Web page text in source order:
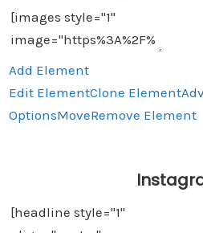
Add Element
Edit ElementClone Element
OptionsMoveRemove Element